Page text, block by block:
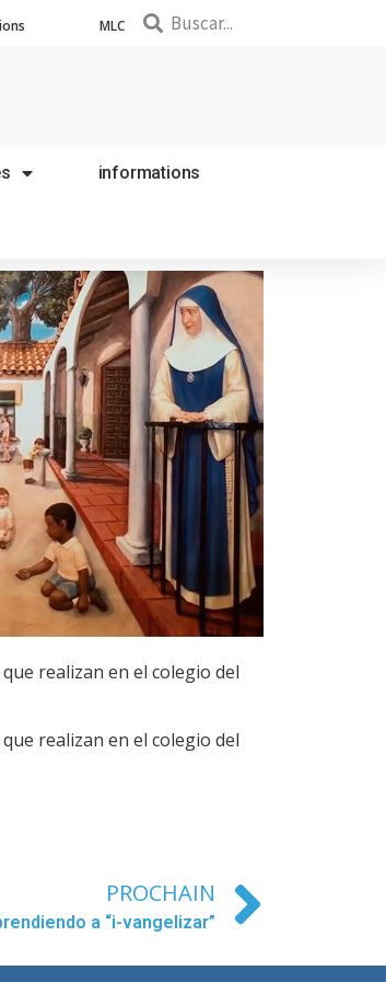
MLC
informations
realizan en el colegio del
realizan en el colegio del
PROCHAIN
a “i-vangelizar”